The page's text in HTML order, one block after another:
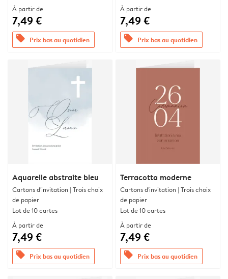
À partir de
7,49 €
offers Prix bas au quotidien
À partir de
7,49 €
offers Prix bas au quotidien
Aquarelle abstraite bleu
Cartons d'invitation | Trois choix
de papier
Lot de 10 cartes
À partir de
7,49 €
offers Prix bas au quotidien
Terracotta moderne
Cartons d'invitation | Trois choix
de papier
Lot de 10 cartes
À partir de
7,49 €
offers Prix bas au quotidien